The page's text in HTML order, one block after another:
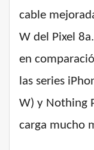
cable
W del Pixel
en
las series
W) y Nothing
carga mucho